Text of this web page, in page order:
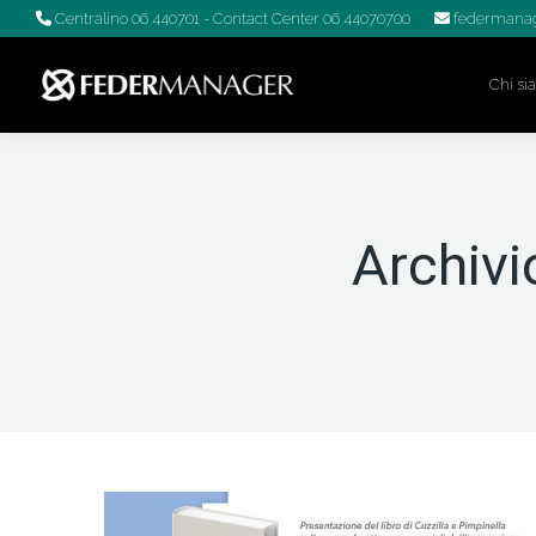
Centralino 06 440701 - Contact Center 06 44070700
Chi